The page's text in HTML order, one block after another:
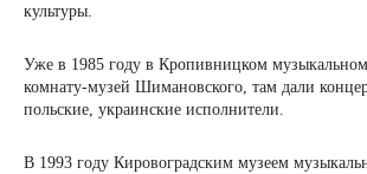
культуры.
Уже в 1985 году в Кропивницком
комнату-музей Шимановского, там дали
польские, украинские исполнители.
В 1993 году Кировоградским музеем